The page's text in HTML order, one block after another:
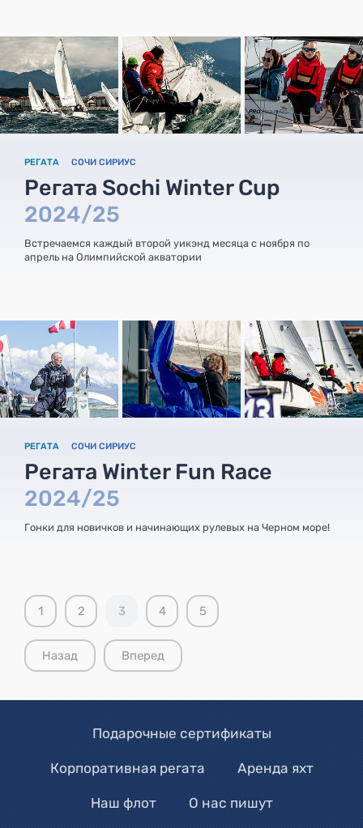
РЕГАТА СОЧИ СИРИУС
Регата Sochi Winter Cup
2024/25
Встречаемся каждый второй уикэнд месяца с ноября по
апрель на Олимпийской акватории
РЕГАТА СОЧИ СИРИУС
Регата Winter Fun Race
2024/25
Гонки для новичков и начинающих рулевых на Черном море!
1 2 3 4 5
Назад Вперед
Подарочные сертификаты
Корпоративная регата Аренда яхт
Наш флот О нас пишут